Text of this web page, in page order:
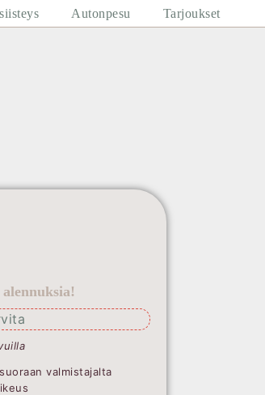
Autonpesu Tarjoukset
valmistajalta